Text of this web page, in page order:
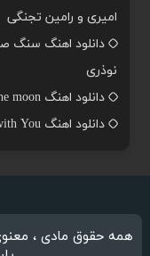
امیری و رامین تجنگی
دانلود اهنگ سنگ
نوذری
دانلود اهنگ rises the moon از Liana flores + ریمیکس
دانلود اهنگ Fall in Love with You از Montell Fish
همه حقوق مادی ،